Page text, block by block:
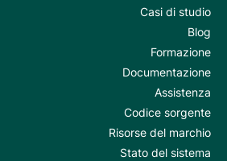
Casi di studio
Blog
Formazione
Documentazione
Assistenza
Codice sorgente
Risorse del marchio
Stato del sistema